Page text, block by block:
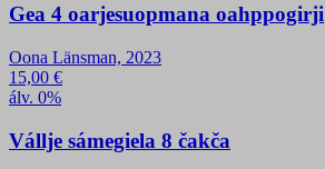
Gea 4 oarjesuopmana oahppogirji
Oona Länsman, 2023
15,00 €
álv. 0%
Vállje sámegiela 8 čakča